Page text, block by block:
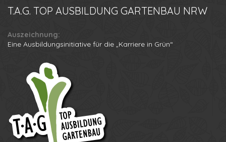
T.A.G. TOP AUSBILDUNG GARTENBAU NRW
Auszeichnung:
Eine Ausbildungsinitiative für die „Karriere in Grün“